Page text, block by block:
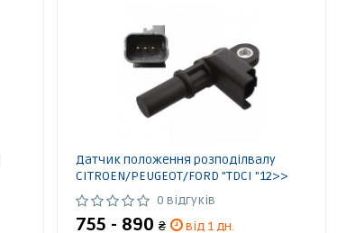
Датчик положення розподілвалу
CITROEN/PEUGEOT/FORD "TDCI "12>>
0 відгуків
755 - 890 ₴
від 1 дн.